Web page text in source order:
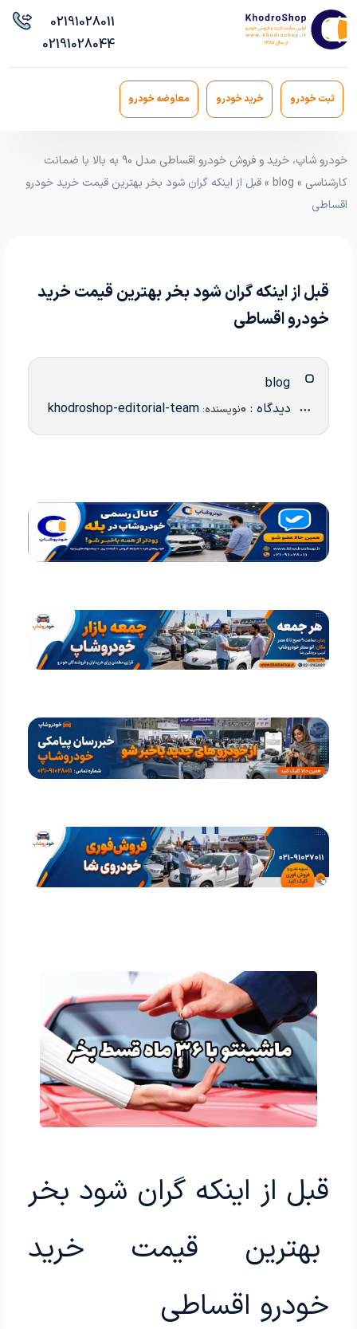
02191028011
02191028044
ثبت خودرو خرید خودرو معاوضه خودرو
خودرو شاپ، خرید و فروش خودرو اقساطی مدل ۹۰ به بالا با ضمانت
کارشناسی »
blog » قبل از اینکه گران شود بخر بهترین قیمت خرید خودرو
اقساطی
قبل از اینکه گران شود بخر بهترین قیمت خرید
خودرو اقساطی
دیدگاه : 0 نویسنده: khodroshop-editorial-team
قبل از اینکه گران شود بخر
بهترین قیمت خرید
خودرو اقساطی